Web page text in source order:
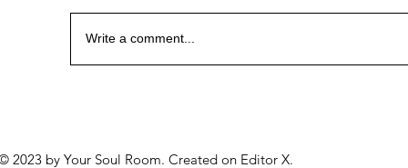
前世回溯者的感言 2
前世回溯者的感言 2
Write a comment...
2023 by Your Soul Room. Created on Editor X.